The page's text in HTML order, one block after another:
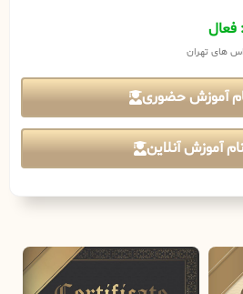
های تهران
آموزش حضوری
آموزش آنلاین